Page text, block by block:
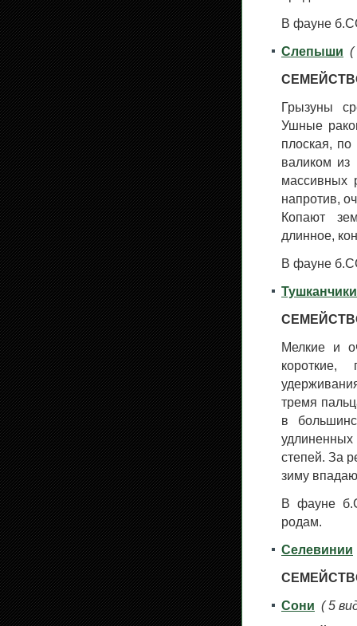
В фауне
Слепыши (
Грызуны
Ушные
плоская,
валиком из
массивных
напротив,
Копают
длинное,
В фауне
Тушканчики
Мелкие и
короткие,
тремя
в
удлиненных
степей. За
зиму
В фауне
родам.
Селевинии
Сони ( 5